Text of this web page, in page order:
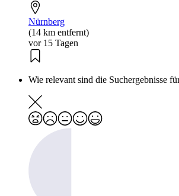
Nürnberg
(14 km entfernt)
vor 15 Tagen
Wie relevant sind die Suchergebnisse